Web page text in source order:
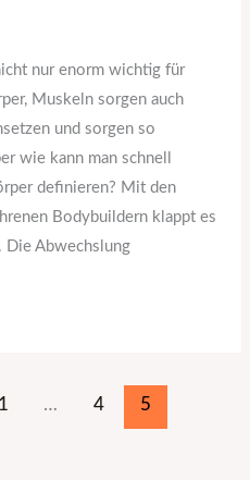
nur enorm wichtig für
Muskeln sorgen auch
und sorgen so
wie kann man schnell
definieren? Mit den
Bodybuildern klappt es
Die Abwechslung
1 … 4 5